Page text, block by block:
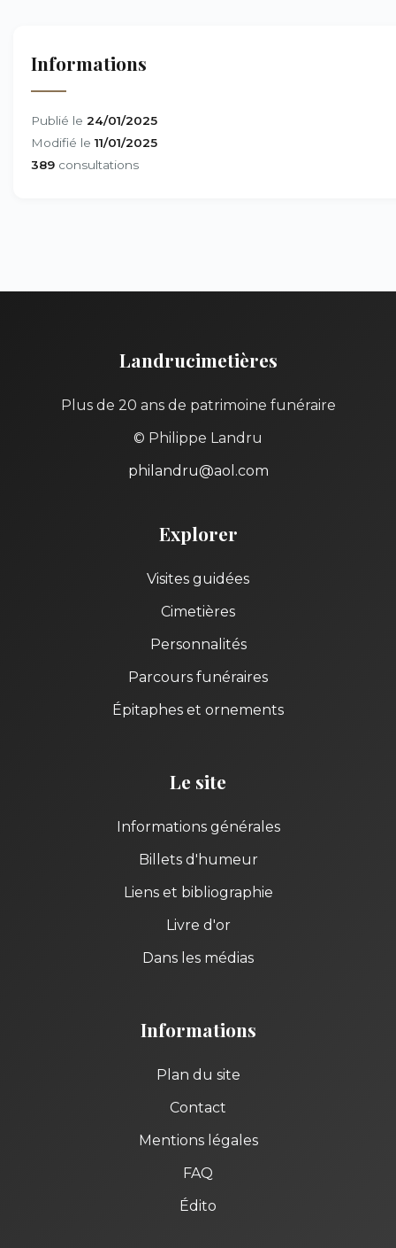
Informations
Publié le 24/01/2025
Modifié le 11/01/2025
389 consultations
Landrucimetières
Plus de 20 ans de patrimoine funéraire
© Philippe Landru
philandru@aol.com
Explorer
Visites guidées
Cimetières
Personnalités
Parcours funéraires
Épitaphes et ornements
Le site
Informations générales
Billets d'humeur
Liens et bibliographie
Livre d'or
Dans les médias
Informations
Plan du site
Contact
Mentions légales
FAQ
Édito